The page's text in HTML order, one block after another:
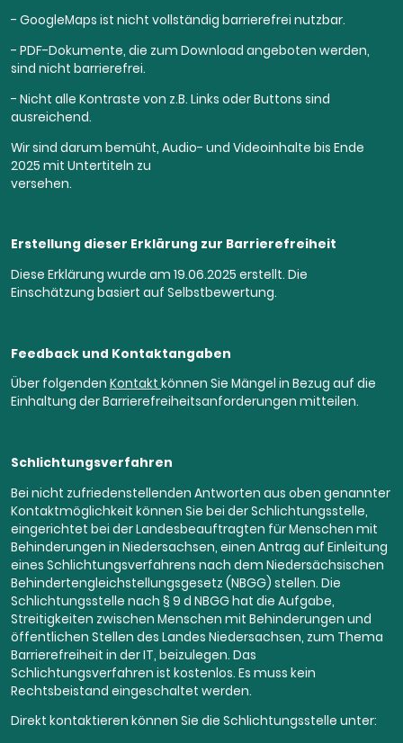
- GoogleMaps ist nicht vollständig barrierefrei nutzbar.
- PDF-Dokumente, die zum Download angeboten werden,
sind nicht barrierefrei.
- Nicht alle Kontraste von z.B. Links oder Buttons sind
ausreichend.
Wir sind darum bemüht, Audio- und Videoinhalte bis Ende
2025 mit Untertiteln zu
versehen.
Erstellung dieser Erklärung zur Barrierefreiheit
Diese Erklärung wurde am 19.06.2025 erstellt. Die
Einschätzung basiert auf Selbstbewertung.
Feedback und Kontaktangaben
Über folgenden Kontakt können Sie Mängel in Bezug auf die
Einhaltung der Barrierefreiheitsanforderungen mitteilen.
Schlichtungsverfahren
Bei nicht zufriedenstellenden Antworten aus oben genannter
Kontaktmöglichkeit können Sie bei der Schlichtungsstelle,
eingerichtet bei der Landesbeauftragten für Menschen mit
Behinderungen in Niedersachsen, einen Antrag auf Einleitung
eines Schlichtungsverfahrens nach dem Niedersächsischen
Behindertengleichstellungsgesetz (NBGG) stellen. Die
Schlichtungsstelle nach § 9 d NBGG hat die Aufgabe,
Streitigkeiten zwischen Menschen mit Behinderungen und
öffentlichen Stellen des Landes Niedersachsen, zum Thema
Barrierefreiheit in der IT, beizulegen. Das
Schlichtungsverfahren ist kostenlos. Es muss kein
Rechtsbeistand eingeschaltet werden.
Direkt kontaktieren können Sie die Schlichtungsstelle unter: